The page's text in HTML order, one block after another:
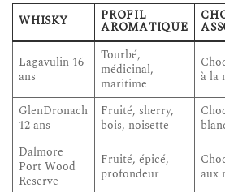
WHISKY PROFIL
AROMATIQUE
Lagavulin 16
ans
Tourbé,
médicinal,
maritime
à la
GlenDronach
12 ans
Fruité, sherry,
bois, noisette
Dalmore
Port Wood
Reserve
Fruité, épicé,
profondeur
aux